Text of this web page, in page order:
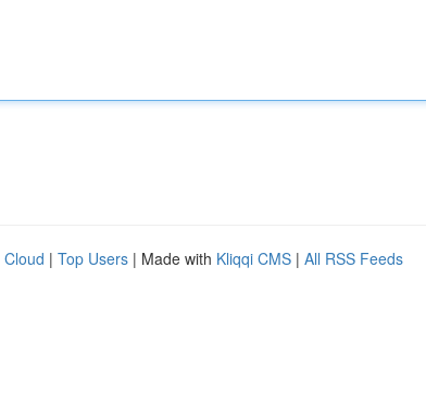
Cloud | Top Users | Made with Kliqqi CMS | All RSS Feeds